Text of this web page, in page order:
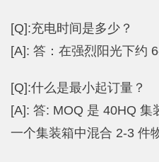
[Q]:充电时间是多少？
[A]: 答：在强烈阳光下约
[Q]:什么是最小起订量？
[A]: 答: MOQ 是 40HQ 集
一个集装箱中混合 2-3 件